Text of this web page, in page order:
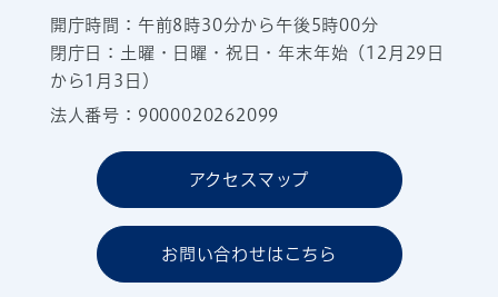
開庁時間：午前8時30分から午後5時00分
閉庁日：土曜・日曜・祝日・年末年始（12月29日
から1月3日）
法人番号：9000020262099
アクセスマップ
お問い合わせはこちら